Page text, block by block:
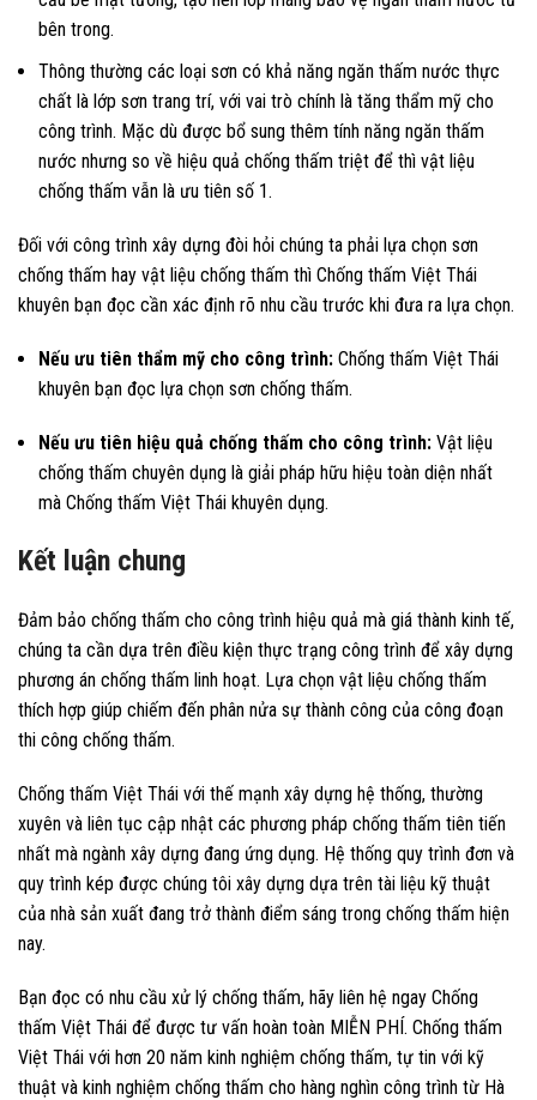
bên trong.
Thông thường các loại sơn có khả năng ngăn thấm nước thực
chất là lớp sơn trang trí, với vai trò chính là tăng thẩm mỹ cho
công trình. Mặc dù được bổ sung thêm tính năng ngăn thấm
nước nhưng so về hiệu quả chống thấm triệt để thì vật liệu
chống thấm vẫn là ưu tiên số 1.
Đối với công trình xây dựng đòi hỏi chúng ta phải lựa chọn sơn
chống thấm hay vật liệu chống thấm thì Chống thấm Việt Thái
khuyên bạn đọc cần xác định rõ nhu cầu trước khi đưa ra lựa chọn.
Nếu ưu tiên thẩm mỹ cho công trình: Chống thấm Việt Thái
khuyên bạn đọc lựa chọn sơn chống thấm.
Nếu ưu tiên hiệu quả chống thấm cho công trình: Vật liệu
chống thấm chuyên dụng là giải pháp hữu hiệu toàn diện nhất
mà Chống thấm Việt Thái khuyên dụng.
Kết luận chung
Đảm bảo chống thấm cho công trình hiệu quả mà giá thành kinh tế,
chúng ta cần dựa trên điều kiện thực trạng công trình để xây dựng
phương án chống thấm linh hoạt. Lựa chọn vật liệu chống thấm
thích hợp giúp chiếm đến phân nửa sự thành công của công đoạn
thi công chống thấm.
Chống thấm Việt Thái với thế mạnh xây dựng hệ thống, thường
xuyên và liên tục cập nhật các phương pháp chống thấm tiên tiến
nhất mà ngành xây dựng đang ứng dụng. Hệ thống quy trình đơn và
quy trình kép được chúng tôi xây dựng dựa trên tài liệu kỹ thuật
của nhà sản xuất đang trở thành điểm sáng trong chống thấm hiện
nay.
Bạn đọc có nhu cầu xử lý chống thấm, hãy liên hệ ngay Chống
thấm Việt Thái để được tư vấn hoàn toàn MIỄN PHÍ. Chống thấm
Việt Thái với hơn 20 năm kinh nghiệm chống thấm, tự tin với kỹ
thuật và kinh nghiệm chống thấm cho hàng nghìn công trình từ Hà